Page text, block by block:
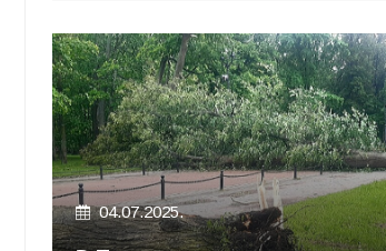
04.07.2025.